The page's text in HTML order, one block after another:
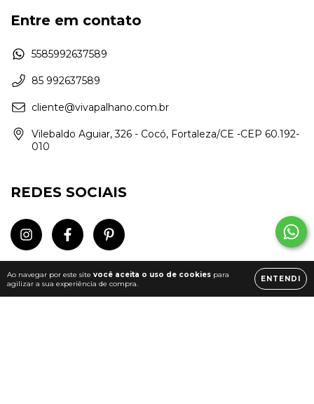
Ao navegar por este site você aceita o uso de cookies para
agilizar a sua experiência de compra.
ENTENDI
Entre em contato
5585992637589
85 992637589
cliente@vivapalhano.com.br
Vilebaldo Aguiar, 326 - Cocó, Fortaleza/CE -CEP 60.192-
010
REDES SOCIAIS